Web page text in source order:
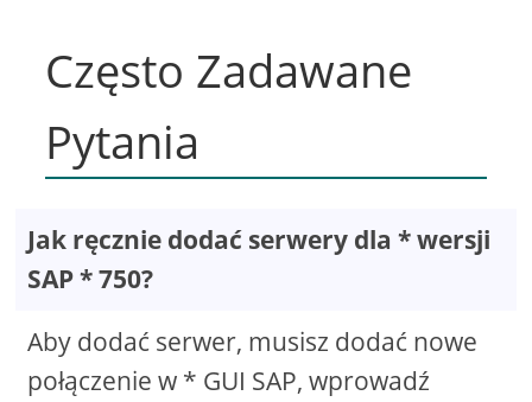
Często Zadawane
Pytania
Jak ręcznie dodać serwery dla * wersji
SAP * 750?
Aby dodać serwer, musisz dodać nowe
połączenie w * GUI SAP, wprowadź